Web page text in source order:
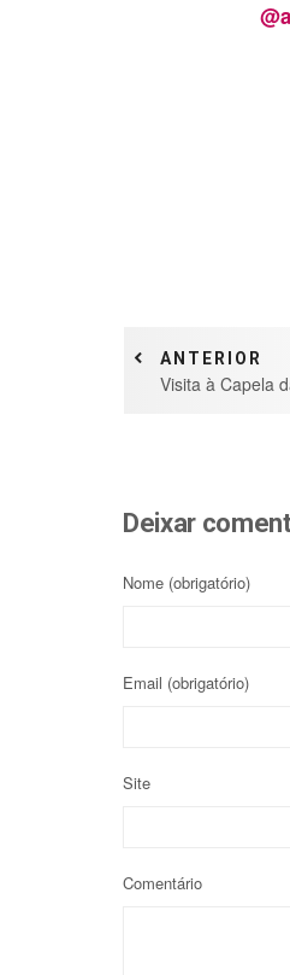
ANTERIOR
Visita à Capela
Deixar
Nome (obrigatório)
Email (obrigatório)
Site
Comentário